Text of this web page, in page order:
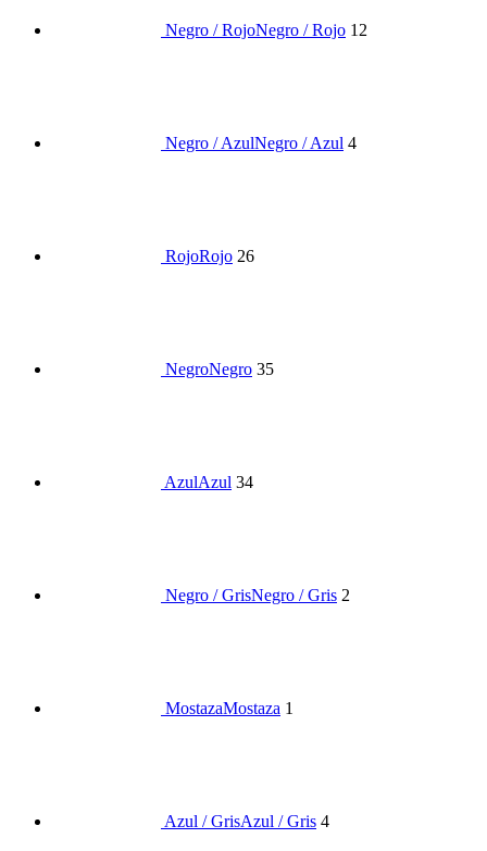
Negro / RojoNegro / Rojo 12
Negro / AzulNegro / Azul 4
RojoRojo 26
NegroNegro 35
AzulAzul 34
Negro / GrisNegro / Gris 2
MostazaMostaza 1
Azul / GrisAzul / Gris 4